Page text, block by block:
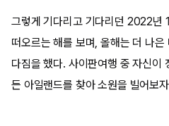
그렇게 기다리고 기다리던 2022년
떠오르는 해를 보며, 올해는 더 나
다짐을 했다. 사이판여행 중 자신이
든 아일랜드를 찾아 소원을 빌어보